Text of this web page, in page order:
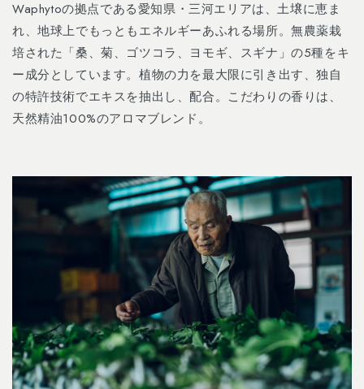
Waphytoの拠点である愛知県・三河エリアは、土壌に恵ま
れ、地球上でもっともエネルギーあふれる場所。無農薬栽
培された「桑、菊、ゴツコラ、ヨモギ、スギナ」の5種をキ
ー成分としています。植物の力を最大限に引き出す、独自
の特許技術でエキスを抽出し、配合。こだわりの香りは、
天然精油100%のアロマブレンド。